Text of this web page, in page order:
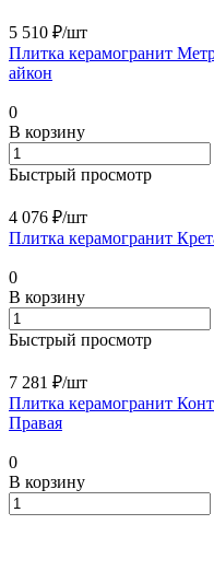
5 510 ₽/шт
Плитка керамогранит
айкон
0
В корзину
Быстрый просмотр
4 076 ₽/шт
Плитка керамогранит
0
В корзину
Быстрый просмотр
7 281 ₽/шт
Плитка керамогранит
Правая
0
В корзину